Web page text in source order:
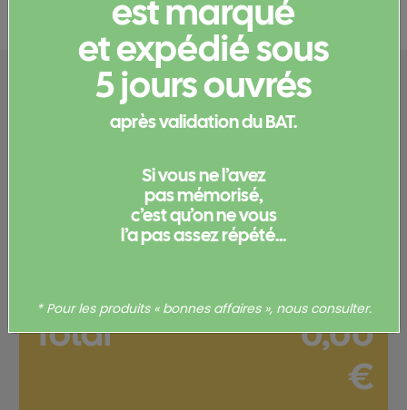
Configurez votre
produit
vous connecterpour pouvoir obtenir un devis
et/ou commander votre produit.
Votre commande
Total
0,00
€
est marqué
et expédié sous
5 jours ouvrés
après validation du BAT.
Si vous ne l’avez
pas mémorisé,
c’est qu’on ne vous
l’a pas assez répété...
* Pour les produits « bonnes affaires », nous consulter.